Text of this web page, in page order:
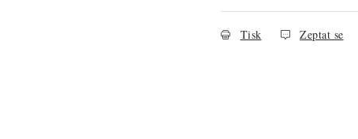
Tisk Zeptat se